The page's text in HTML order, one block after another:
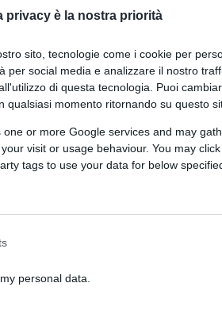
privacy è la nostra priorità
sito, tecnologie come i cookie per
per social media e analizzare il nostro
di questa tecnologia. Puoi
qualsiasi momento ritornando su questo
or more Google services and may
visit or usage behaviour. You may
tags to use your data for below
personal data.
CLICCA QUI
0:00/--:--
non con grande
colQatargate. Oggi
perquisizioni
degli aderenti a
anche in Italia per
d’arte